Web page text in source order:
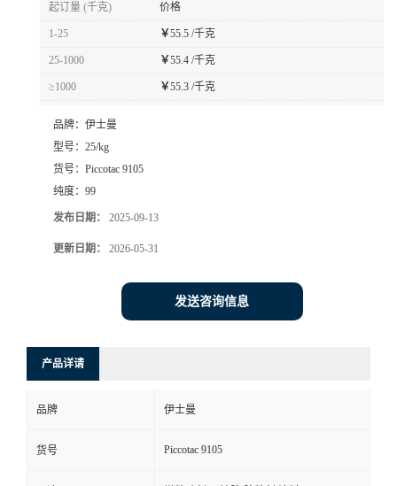
起订量 (千克) 价格
1-25 ￥55.5 /千克
25-1000 ￥55.4 /千克
≥1000 ￥55.3 /千克
品牌： 伊士曼
型号： 25/kg
货号： Piccotac 9105
纯度： 99
发布日期： 2025-09-13
更新日期： 2026-05-31
发送咨询信息
产品详请
品牌 伊士曼
货号 Piccotac 9105